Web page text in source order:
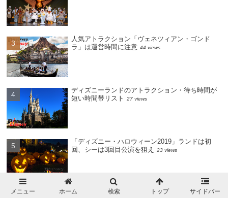
人気アトラクション「ヴェネツィアン・ゴンド
ラ」は運営時間に注意 44 views
ディズニーランドのアトラクション・待ち時間が
短い時間帯リスト
27 views
「ディズニー・ハロウィーン2019」ランドは初
回、シーは3回目公演を狙え
23 views
ディズニーシーの美味しい食べ物おすすめ13選
メニュー ホーム 検索 トップ サイドバー